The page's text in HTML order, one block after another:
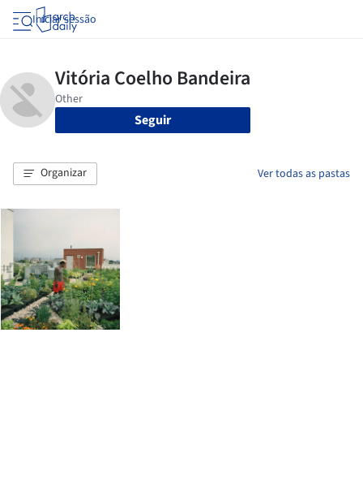
Iniciar sessão
Seguir
Organizar Ver todas as pastas